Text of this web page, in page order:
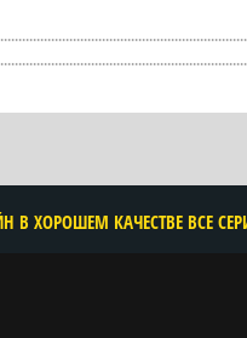
В ХОРОШЕМ КАЧЕСТВЕ ВСЕ